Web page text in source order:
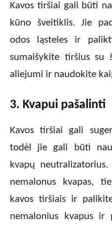
Kavos tiršiai gali būti
kūno šveitiklis. Jie
odos ląsteles ir
sumaišykite tiršius su
aliejumi ir naudokite
3. Kvapui pašalinti
Kavos tiršiai gali
todėl jie gali būti
kvapų
nemalonus kvapas,
kavos tiršiais ir
nemalonius kvapus ir